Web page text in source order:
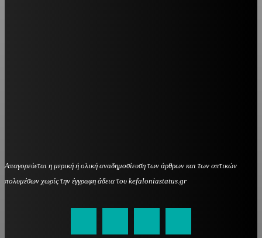
Απαγορεύεται η μερική ή ολική αναδημοσίευση των άρθρων και των οπτικών
πολυμέσων χωρίς την έγγραφη άδεια του kefaloniastatus.gr